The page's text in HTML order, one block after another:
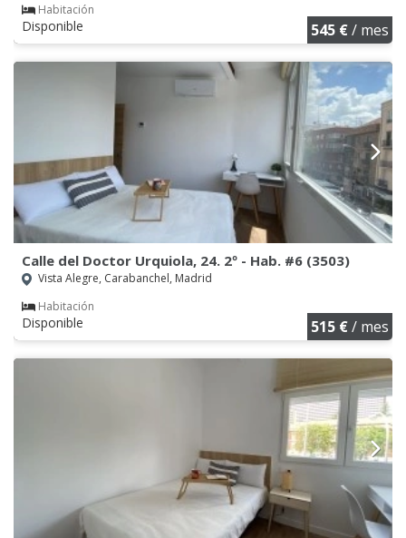
Habitación
Disponible 545 €/ mes
Calle del Doctor Urquiola, 24. 2º - Hab. #6 (3503)
Vista Alegre, Carabanchel, Madrid
Habitación
Disponible 515 €/ mes